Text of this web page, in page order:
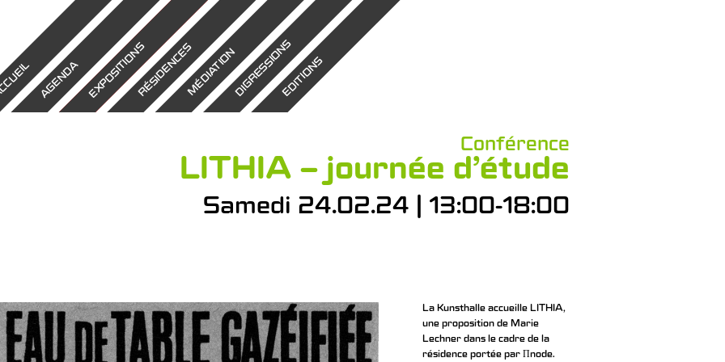
AGENDAEXPOSITIONSRÉSIDENCESMÉDIATIONDIGRESSIONSEDITIONS
Conférence
LITHIA – journée d’étude
Samedi 24.02.24 | 13:00-18:00
La Kunsthalle accueille LITHIA,
une proposition de Marie
Lechner dans le cadre de la
résidence portée par Πnode.